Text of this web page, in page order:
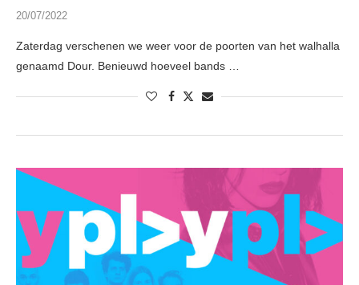
20/07/2022
Zaterdag verschenen we weer voor de poorten van het walhalla
genaamd Dour. Benieuwd hoeveel bands …